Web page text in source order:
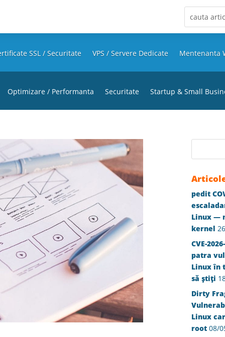
SSL / Securitate VPS / Servere Dedicate Mentenanta
Optimizare / Performanta Securitate Startup & Small
pedit
Linux —
kernel
CVE-
patra
Linux în
să știți
Dirty
Linux
root 08/